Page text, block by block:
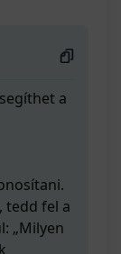
a
tedd fel a
„Milyen